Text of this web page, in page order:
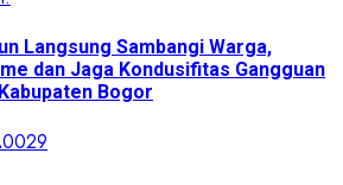
Langsung Sambangi Warga,
dan Jaga Kondusifitas Gangguan
Bogor